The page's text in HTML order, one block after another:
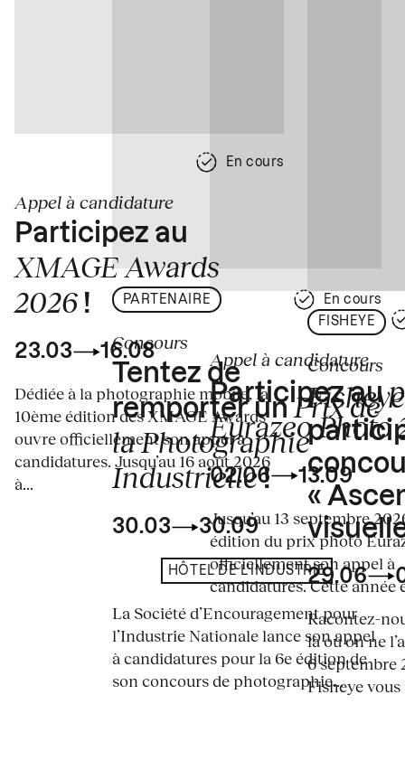
En cours
Appel à candidature
Participez au
XMAGE Awards
2026 !
23.03 16.08
Dédiée à la photographie mobile, la
10ème édition des XMAGE Awards
ouvre officiellement son appel à
candidatures. Jusqu’au 16 août 2026
à...
PARTENAIRE En cours
Concours
Tentez de
remporter unPrix de
la Photographie
Industrielle!
30.03 30.09
HÔTEL DE L'INDUSTRIE
La Société d’Encouragement pour
l’Industrie Nationale lance son appel
à candidatures pour la 6e édition de
son concours de photographie...
Appel à candidature
Participez au
Eurazeo Photo
02.06 13.09
Jusqu’au 13 septembre
édition du prix photo
officiellement son appel à
candidatures. Cette année
FISHEYE
Concours
Fisheye
«
29.06
Racontez-
là où on ne
6 septembre
Fisheye